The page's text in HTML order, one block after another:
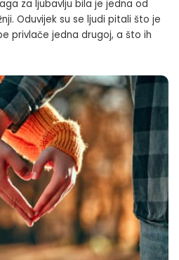
za ljubavlju bila je jedna od
Oduvijek su se ljudi pitali što je
privlače jedna drugoj, a što ih